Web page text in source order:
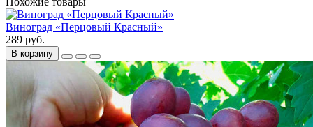
Виноград «Перцовый Красный»
289 руб.
В корзину